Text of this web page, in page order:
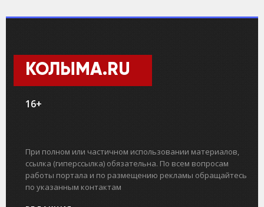
КОЛЫМА.RU
16+
При полном или частичном использовании материалов,
ссылка (гиперссылка) обязательна. По всем вопросам
работы портала и по размещению рекламы обращайтесь
по указанным контактам